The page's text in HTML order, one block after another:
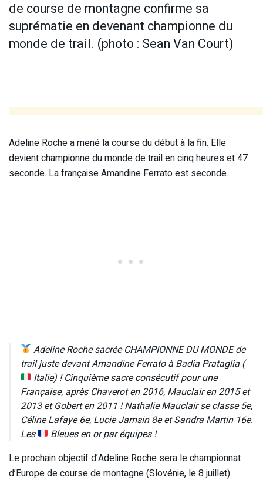
de course de montagne confirme sa
suprématie en devenant championne du
monde de trail. (photo : Sean Van Court)
Adeline Roche a mené la course du début à la fin. Elle
devient championne du monde de trail en cinq heures et 47
seconde. La française Amandine Ferrato est seconde.
Adeline Roche sacrée CHAMPIONNE DU MONDE de
trail juste devant Amandine Ferrato à Badia Prataglia (
Italie) ! Cinquième sacre consécutif pour une
Française, après Chaverot en 2016, Mauclair en 2015 et
2013 et Gobert en 2011 ! Nathalie Mauclair se classe 5e,
Céline Lafaye 6e, Lucie Jamsin 8e et Sandra Martin 16e.
Les
Bleues en or par équipes !
Le prochain objectif d’Adeline Roche sera le championnat
d’Europe de course de montagne (Slovénie, le 8 juillet).